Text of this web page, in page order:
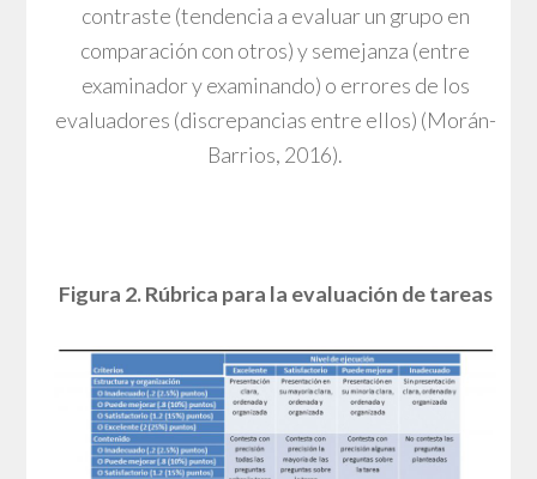
contraste (tendencia a evaluar un grupo en
comparación con otros) y semejanza (entre
examinador y examinando) o errores de los
evaluadores (discrepancias entre ellos) (Morán-
Barrios, 2016).
Figura 2. Rúbrica para la evaluación de tareas